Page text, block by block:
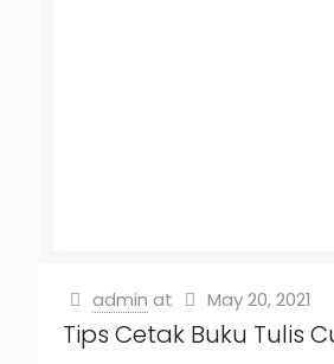
admin at May 20, 2021
Tips Cetak Buku Tulis